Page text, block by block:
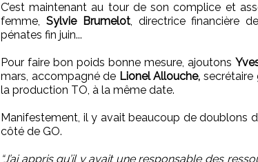
C’est maintenant au tour de son complice et
femme, Sylvie Brumelot, directrice financière
pénates fin juin...
Pour faire bon poids bonne mesure, ajoutons
mars, accompagné de Lionel Allouche, secrétaire
la production TO, à la même date.
Manifestement, il y avait beaucoup de doublons
côté de GO.
“J’ai appris qu’il y avait une responsable des